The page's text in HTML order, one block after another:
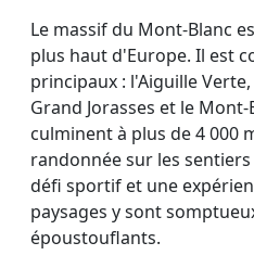
Le massif du Mont-Blanc
plus haut d'Europe. Il est
principaux : l'Aiguille
Grand Jorasses et le
culminent à plus de 4 000
randonnée sur les
défi sportif et une
paysages y sont
époustouflants.